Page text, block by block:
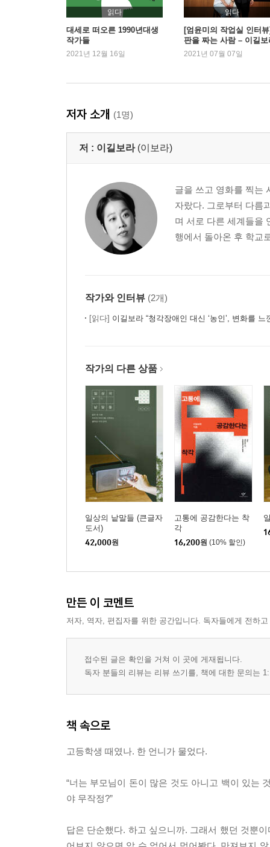
보라는 보라의 속도대로
내가 받은 도움을 돌려주는 것뿐이야
보트 트립을 떠나다
아시안 요리 특별전
새집 구하기 프로젝트
3부 나만의 방법론 찾기
너도 너의 권리를 말하고 지킬 필요가 있어
네가 필요하다면 우리가 노력할게
드디어 입을 열다
말라이나의 생일 파티
배움이란 꿈을 꾸는 것이다
엄마와 아빠, 네덜란드에 오다
네덜란드의 유일한 한인 친구
A급 편집자와 신인 감독의 만남
괜찮은 조합
거기에 답이 있을 테니까
우리는 창문을 깨고 불을 질러요
꼭 받고 싶은 사과
‘배리어 프리’ 상영회
몸의 기억
에필로그 | 경계와 경계를 감각하다
읽다
대세로 떠오른 1990년대생
작가들
2021년 12월 16일
읽다
[엄윤미의 작업실 인터
판을 짜는 사람 – 이길보
작가 편
2021년 07월 07일
저자 소개 (1명)
저 : 이길보라 (이보라)
글을 쓰고 영화를 찍는
자랐다. 그로부터 다름
며 서로 다른 세계들을
행에서 돌아온 후 학교
작가와 인터뷰 (2개)
[읽다] 이길보라 “청각장애인 대신 ‘농인’, 변화를 느
작가의 다른 상품
일상의 낱말들 (큰글자
도서)
42,000원
고통에 공감한다는 착
각
16,200원 (10% 할인)
만든 이 코멘트
저자, 역자, 편집자를 위한 공간입니다. 독자들에게 전하
접수된 글은 확인을 거쳐 이 곳에 게재됩니다.
독자 분들의 리뷰는 리뷰 쓰기를, 책에 대한 문의는
책 속으로
고등학생 때였나. 한 언니가 물었다.
“너는 부모님이 돈이 많은 것도 아니고 백이 있는
야 무작정?”
답은 단순했다. 하고 싶으니까. 그래서 했던 것뿐